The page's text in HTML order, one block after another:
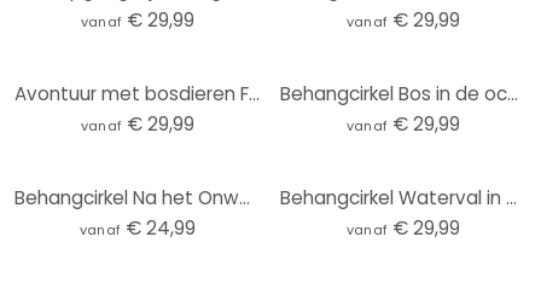
vanaf € 29,99 vanaf € 29,99
Avontuur met bosdieren Fotobehang - Kvilis - Rond - zelfklevend/niet-geweven
vanaf € 29,99
Behangcirkel Bos in de ochtendmist - Maier - vliesbehang/zelfklevend vliesbehang
vanaf € 29,99
Behangcirkel Na het Onweer - vliesbehang/zelfklevend vliesbehang
vanaf € 24,99
Behangcirkel Waterval in het Bos - vliesbehang/zelfklevend vliesbehang
vanaf € 29,99